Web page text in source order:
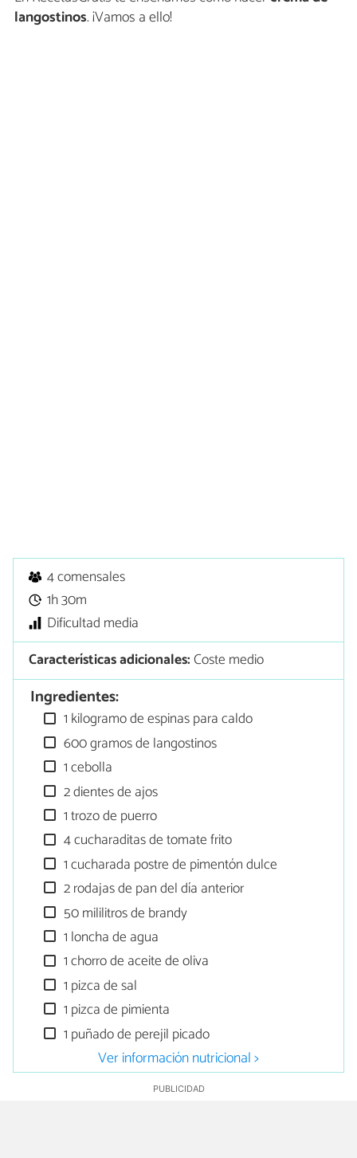
langostinos. ¡Vamos a ello!
4 comensales
1h 30m
Dificultad media
Características adicionales:Coste medio
Ingredientes:
1 kilogramo de espinas para caldo
600 gramos de langostinos
1 cebolla
2 dientes de ajos
1 trozo de puerro
4 cucharaditas de tomate frito
1 cucharada postre de pimentón dulce
2 rodajas de pan del día anterior
50 mililitros de brandy
1 loncha de agua
1 chorro de aceite de oliva
1 pizca de sal
1 pizca de pimienta
1 puñado de perejil picado
Ver información nutricional >